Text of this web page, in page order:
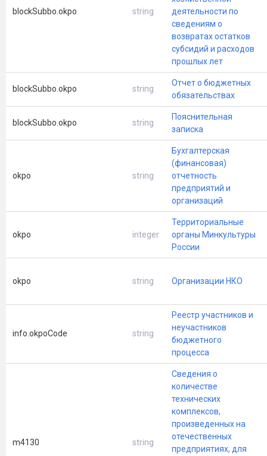
blockSubbo.okpo string
деятельности по
cведениям о
возвратах остатков
субсидий и расходов
прошлых лет
blockSubbo.okpo string
Отчет о бюджетных
обязательствах
blockSubbo.okpo string
Пояснительная
записка
okpo string
Бухгалтерская
(финансовая)
отчетность
предприятий и
организаций
okpo integer
Территориальные
органы Минкультуры
России
okpo string Организации НКО
info.okpoCode string
Реестр участников и
неучастников
бюджетного
процесса
m4130 string
Сведения о
количестве
технических
комплексов,
произведенных на
отечественных
предприятиях, для